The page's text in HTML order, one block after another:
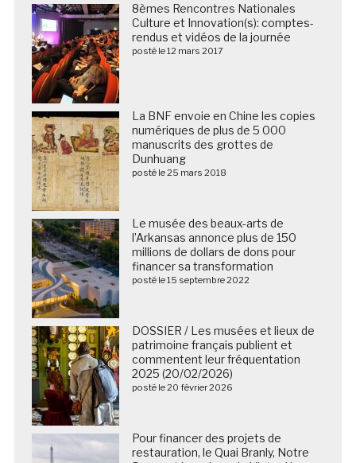
8èmes Rencontres Nationales
Culture et Innovation(s): comptes-
rendus et vidéos de la journée
posté le 12 mars 2017
La BNF envoie en Chine les copies
numériques de plus de 5 000
manuscrits des grottes de
Dunhuang
posté le 25 mars 2018
Le musée des beaux-arts de
l’Arkansas annonce plus de 150
millions de dollars de dons pour
financer sa transformation
posté le 15 septembre 2022
DOSSIER / Les musées et lieux de
patrimoine français publient et
commentent leur fréquentation
2025 (20/02/2026)
posté le 20 février 2026
Pour financer des projets de
restauration, le Quai Branly, Notre